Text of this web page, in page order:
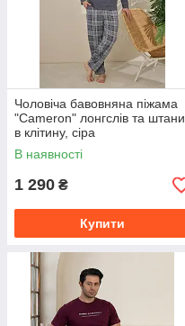
Чоловіча бавовняна піжама
"Cameron" лонгслів та штани
в клітину, сіра
В наявності
1 290 ₴
Купити